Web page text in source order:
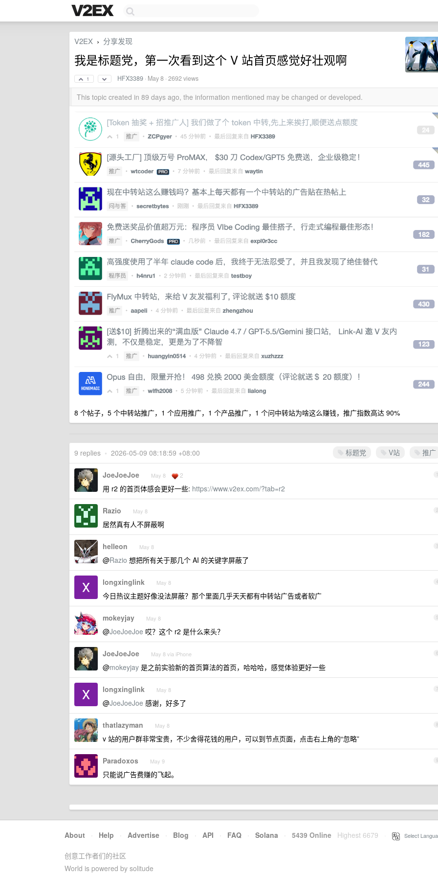
V2EX › 分享发现
我是标题党，第一次看到这个 V 站首页感觉好壮观啊
1 HFX3389 · May 8 · 2692 views
This topic created in 89 days ago, the information mentioned may be changed or developed.
8 个帖子，5 个中转站推广，1 个应用推广，1 个产品推广，1 个问中转站为啥这么赚钱，推广指数高达 90%
标题党 V站 推广
9 replies • 2026-05-09 08:18:59 +08:00
1
JoeJoeJoe May 8 2
用 r2 的首页体感会更好一些: https://www.v2ex.com/?tab=r2
2
Razio May 8
居然真有人不屏蔽啊
3
helleon May 8
@Razio 想把所有关于那几个 AI 的关键字屏蔽了
4
longxinglink May 8
今日热议主题好像没法屏蔽？那个里面几乎天天都有中转站广告或者软广
5
mokeyjay May 8
@JoeJoeJoe 哎？这个 r2 是什么来头？
6
JoeJoeJoe May 8 via iPhone
@mokeyjay 是之前实验新的首页算法的首页，哈哈哈，感觉体验更好一些
7
longxinglink May 8
@JoeJoeJoe 感谢，好多了
8
thatlazyman May 8
v 站的用户群非常宝贵，不少舍得花钱的用户，可以到节点页面，点击右上角的“忽略”
9
Paradoxos May 9
只能说广告费赚的飞起。
About · Help · Advertise · Blog · API · FAQ · Solana · 5439 Online Highest 6679 Select
创意工作者们的社区
World is powered by solitude